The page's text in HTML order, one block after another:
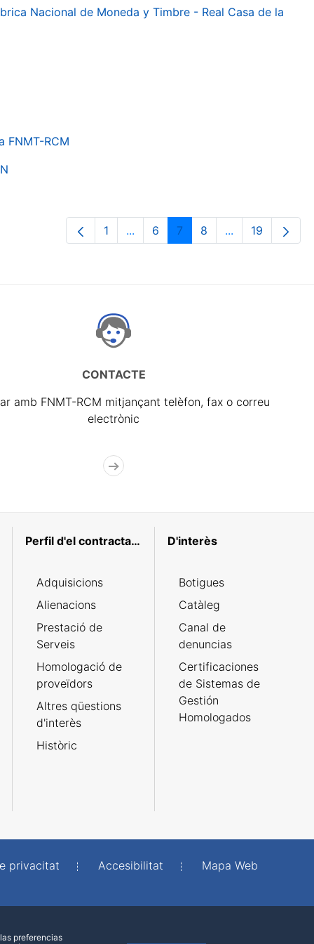
Nacional de Moneda y Timbre - Real Casa de la
FNMT-RCM
Pàgina
1 ...Pàgines intermèdies Utilitzeu TAB
Pàgina
6 Pàgina
7 Pàgina
8 ...PàginesPàgina
19
CONTACTE
amb FNMT-RCM mitjançant telèfon, fax o correu
electrònic
Perfil d'el contractant
Adquisicions
Alienacions
Prestació de
Serveis
Homologació de
proveïdors
Altres qüestions
d'interès
Històric
D'interès
Botigues
Catàleg
Canal de
denuncias
Certificaciones
de Sistemas de
Gestión
Homologados
privacitat Accesibilitat
Mapa Web
preferencias